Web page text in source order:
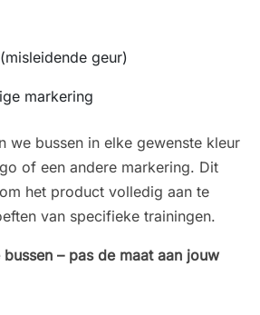
geur)
markering
we bussen in elke gewenste kleur
of een andere markering. Dit
het product volledig aan te
van specifieke trainingen.
– pas de maat aan jouw